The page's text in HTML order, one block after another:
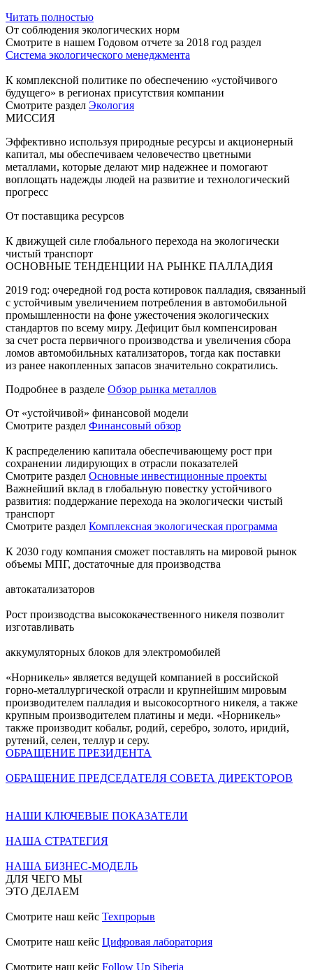
Читать полностью
От соблюдения экологических норм
Смотрите в нашем Годовом отчете за 2018 год раздел
Система экологического менеджмента
К комплексной политике по обеспечению «устойчивого
будущего» в регионах присутствия компании
Смотрите раздел Экология
МИССИЯ
Эффективно используя природные ресурсы и акционерный
капитал, мы обеспечиваем человечество цветными
металлами, которые делают мир надежнее и помогают
воплощать надежды людей на развитие и технологический
прогресс
От поставщика ресурсов
К движущей силе глобального перехода на экологически
чистый транспорт
ОСНОВНЫЕ ТЕНДЕНЦИИ НА РЫНКЕ ПАЛЛАДИЯ
2019 год: очередной год роста котировок палладия, связанный
с устойчивым увеличением потребления в автомобильной
промышленности на фоне ужесточения экологических
стандартов по всему миру. Дефицит был компенсирован
за счет роста первичного производства и увеличения сбора
ломов автомобильных катализаторов, тогда как поставки
из ранее накопленных запасов значительно сократились.
Подробнее в разделе Обзор рынка металлов
От «устойчивой» финансовой модели
Смотрите раздел Финансовый обзор
К распределению капитала обеспечивающему рост при
сохранении лидирующих в отрасли показателей
Смотрите раздел Основные инвестиционные проекты
Важнейший вклад в глобальную повестку устойчивого
развития: поддержание перехода на экологически чистый
транспорт
Смотрите раздел Комплексная экологическая программа
К 2030 году компания сможет поставлять на мировой рынок
объемы МПГ, достаточные для производства
автокатализаторов
Рост производства высококачественного никеля позволит
изготавливать
аккумуляторных блоков для электромобилей
«Норникель» является ведущей компанией в российской
горно-металлургической отрасли и крупнейшим мировым
производителем палладия и высокосортного никеля, а также
крупным производителем платины и меди. «Норникель»
также производит кобальт, родий, серебро, золото, иридий,
рутений, селен, теллур и серу.
ОБРАЩЕНИЕ ПРЕЗИДЕНТА
ОБРАЩЕНИЕ ПРЕДСЕДАТЕЛЯ СОВЕТА ДИРЕКТОРОВ
НАШИ КЛЮЧЕВЫЕ ПОКАЗАТЕЛИ
НАША СТРАТЕГИЯ
НАША БИЗНЕС-МОДЕЛЬ
ДЛЯ ЧЕГО МЫ
ЭТО ДЕЛАЕМ
Смотрите наш кейс Техпрорыв
Смотрите наш кейс Цифровая лаборатория
Смотрите наш кейс Follow Up Siberia